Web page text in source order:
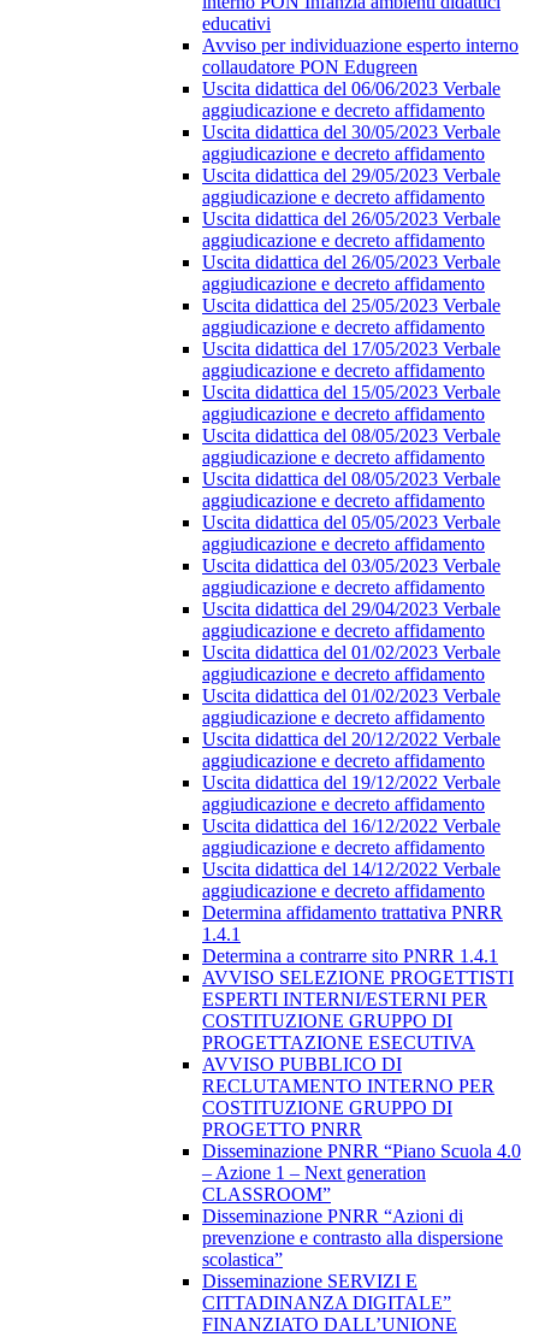
educativi
Avviso per individuazione esperto interno
collaudatore PON Edugreen
Uscita didattica del 06/06/2023 Verbale
aggiudicazione e decreto affidamento
Uscita didattica del 30/05/2023 Verbale
aggiudicazione e decreto affidamento
Uscita didattica del 29/05/2023 Verbale
aggiudicazione e decreto affidamento
Uscita didattica del 26/05/2023 Verbale
aggiudicazione e decreto affidamento
Uscita didattica del 26/05/2023 Verbale
aggiudicazione e decreto affidamento
Uscita didattica del 25/05/2023 Verbale
aggiudicazione e decreto affidamento
Uscita didattica del 17/05/2023 Verbale
aggiudicazione e decreto affidamento
Uscita didattica del 15/05/2023 Verbale
aggiudicazione e decreto affidamento
Uscita didattica del 08/05/2023 Verbale
aggiudicazione e decreto affidamento
Uscita didattica del 08/05/2023 Verbale
aggiudicazione e decreto affidamento
Uscita didattica del 05/05/2023 Verbale
aggiudicazione e decreto affidamento
Uscita didattica del 03/05/2023 Verbale
aggiudicazione e decreto affidamento
Uscita didattica del 29/04/2023 Verbale
aggiudicazione e decreto affidamento
Uscita didattica del 01/02/2023 Verbale
aggiudicazione e decreto affidamento
Uscita didattica del 01/02/2023 Verbale
aggiudicazione e decreto affidamento
Uscita didattica del 20/12/2022 Verbale
aggiudicazione e decreto affidamento
Uscita didattica del 19/12/2022 Verbale
aggiudicazione e decreto affidamento
Uscita didattica del 16/12/2022 Verbale
aggiudicazione e decreto affidamento
Uscita didattica del 14/12/2022 Verbale
aggiudicazione e decreto affidamento
Determina affidamento trattativa PNRR
1.4.1
Determina a contrarre sito PNRR 1.4.1
AVVISO SELEZIONE PROGETTISTI
ESPERTI INTERNI/ESTERNI PER
COSTITUZIONE GRUPPO DI
PROGETTAZIONE ESECUTIVA
AVVISO PUBBLICO DI
RECLUTAMENTO INTERNO PER
COSTITUZIONE GRUPPO DI
PROGETTO PNRR
Disseminazione PNRR “Piano Scuola 4.0
– Azione 1 – Next generation
CLASSROOM”
Disseminazione PNRR “Azioni di
prevenzione e contrasto alla dispersione
scolastica”
Disseminazione SERVIZI E
CITTADINANZA DIGITALE”
FINANZIATO DALL’UNIONE